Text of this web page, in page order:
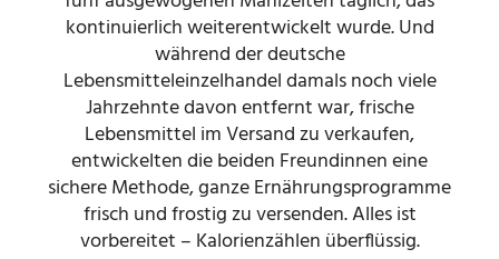
kontinuierlich weiterentwickelt wurde. Und
während der deutsche
Lebensmitteleinzelhandel damals noch viele
Jahrzehnte davon entfernt war, frische
Lebensmittel im Versand zu verkaufen,
entwickelten die beiden Freundinnen eine
sichere Methode, ganze Ernährungsprogramme
frisch und frostig zu versenden. Alles ist
vorbereitet – Kalorienzählen überflüssig.